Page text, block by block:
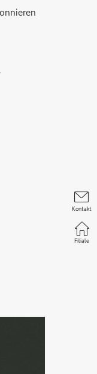
Kontakt
Filiale